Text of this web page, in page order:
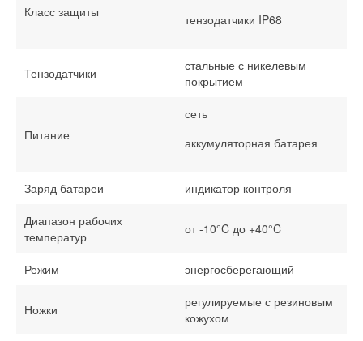
Класс защиты
тензодатчики IP68
Тензодатчики
стальные с никелевым
покрытием
Питание
сеть
аккумуляторная батарея
Заряд батареи
индикатор контроля
Диапазон рабочих
температур
от -10°C до +40°C
Режим энергосберегающий
Ножки
регулируемые с резиновым
кожухом